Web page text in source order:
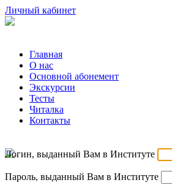
Личный кабинет
Главная
О нас
Основной абонемент
Экскурсии
Тесты
Читалка
Контакты
Логин, выданный Вам в Институте
Пароль, выданный Вам в Институте